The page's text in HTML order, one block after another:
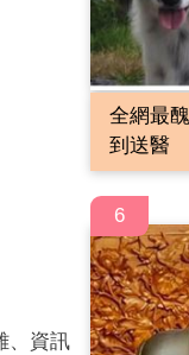
、資訊
全網最
到送醫
6